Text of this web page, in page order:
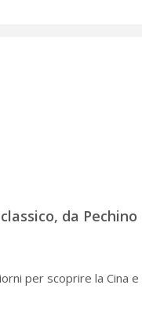
da Pechino
per scoprire la Cina